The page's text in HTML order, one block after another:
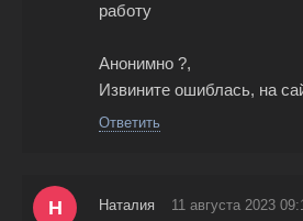
работу
Анонимно ?,
Извините ошиблась, на
Ответить
Н Наталия 11 августа 2023